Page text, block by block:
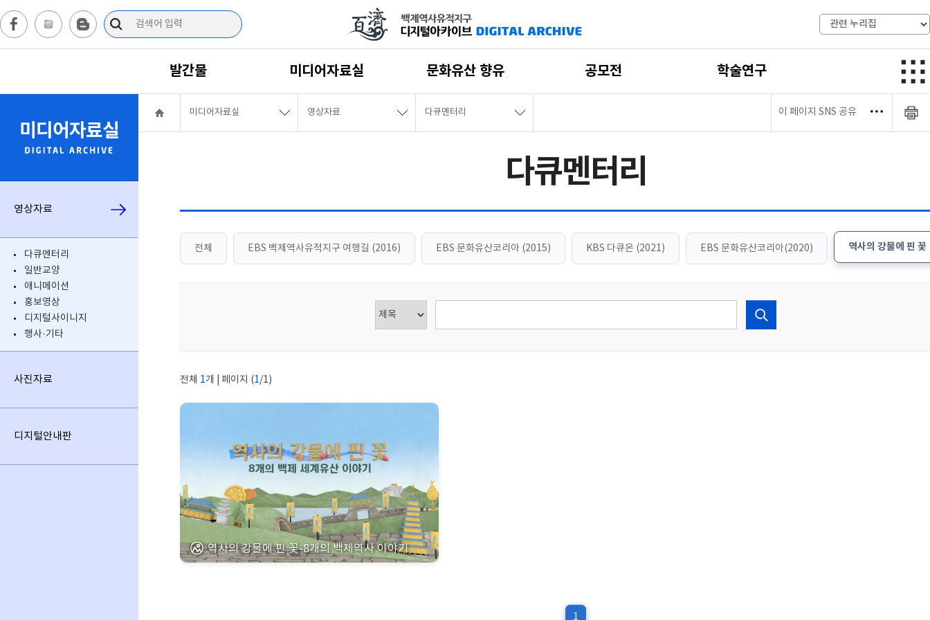
발간물 미디어자료실 문화유산 향유 공모전 학술연구
미디어자료실
영상자료
다큐멘터리
일반교양
애니메이션
홍보영상
디지털사이니지
행사·기타
사진자료
디지털안내판
미디어자료실 영상자료 다큐멘터리 이 페이지 SNS 공유
다큐멘터리
전체 EBS 백제역사유적지구 여행길 (2016) EBS 문화유산코리아 (2015) KBS 다큐온 (2021) EBS 문화유산코리아(2020) 역사의 강물에 핀 꽃
전체 1개 | 페이지 (1/1)
역사의 강물에 핀 꽃-8개의 백제역사 이야기
1